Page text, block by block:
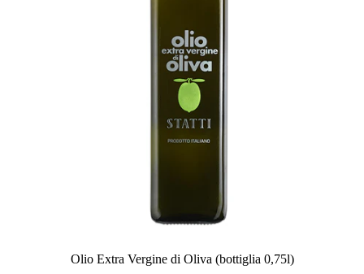
Olio Extra Vergine di Oliva (bottiglia 0,75l)